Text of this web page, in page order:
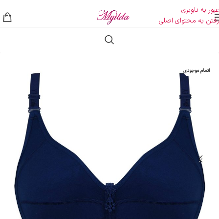
عبور به ناوبری
رفتن به محتوای اصلی
اتمام موجودی